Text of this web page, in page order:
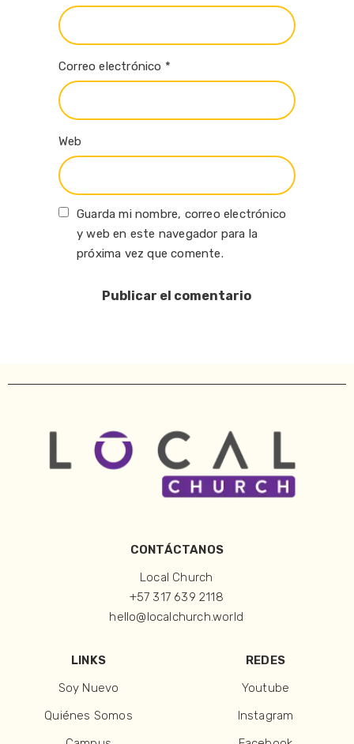
Correo electrónico *
Web
Guarda mi nombre, correo electrónico
y web en este navegador para la
próxima vez que comente.
CONTÁCTANOS
Local Church
+57 317 639 2118
hello@localchurch.world
LINKS
Soy Nuevo
Quiénes Somos
REDES
Youtube
Instagram